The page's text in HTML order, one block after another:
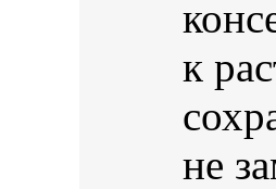
к
не